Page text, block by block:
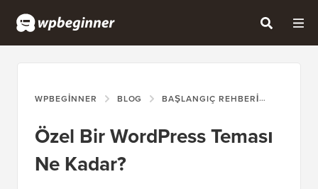
WPBEGINNER BLOG BAŞLANGIÇ REHBERI
Özel Bir WordPress Teması
Ne Kadar?